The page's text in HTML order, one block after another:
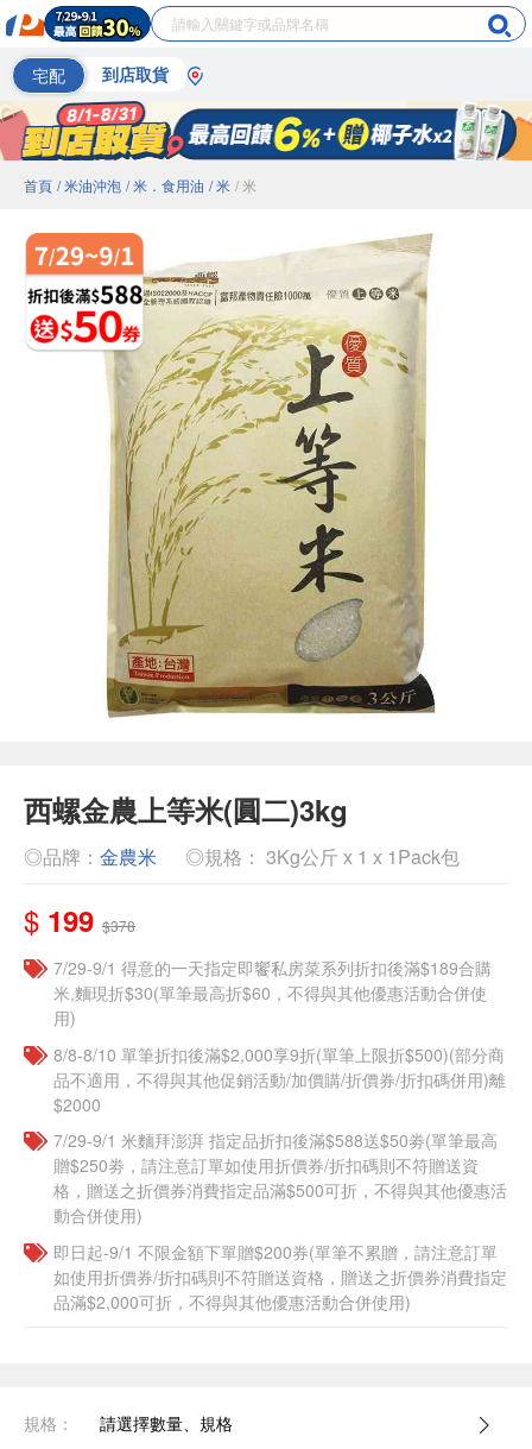
宅配 到店取貨
首頁 / 米油沖泡 / 米．食用油 / 米 / 米
西螺金農上等米(圓二)3kg
◎品牌： 金農米 ◎規格： 3Kg公斤 x 1 x 1Pack包
$ 199 $378
7/29-9/1 得意的一天指定即饗私房菜系列折扣後滿$189合購
米,麵現折$30(單筆最高折$60，不得與其他優惠活動合併使
用)
8/8-8/10 單筆折扣後滿$2,000享9折(單筆上限折$500)(部分商
品不適用，不得與其他促銷活動/加價購/折價券/折扣碼併用)離
$2000
7/29-9/1 米麵拜澎湃 指定品折扣後滿$588送$50劵(單筆最高
贈$250劵，請注意訂單如使用折價券/折扣碼則不符贈送資
格，贈送之折價券消費指定品滿$500可折，不得與其他優惠活
動合併使用)
即日起-9/1 不限金額下單贈$200券(單筆不累贈，請注意訂單
如使用折價券/折扣碼則不符贈送資格，贈送之折價券消費指定
品滿$2,000可折，不得與其他優惠活動合併使用)
規格： 請選擇數量、規格